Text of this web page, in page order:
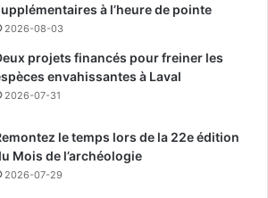
MCL - Média
Communautaire Lavallois
See Full Bio
la conseillère municipale de Saint-François et David
conseiller municipal de Saint-Bruno
à l’heure de pointe
2026-08-03
projets financés pour freiner les
envahissantes à Laval
2026-07-31
le temps lors de la 22e édition
Mois de l’archéologie
2026-07-29